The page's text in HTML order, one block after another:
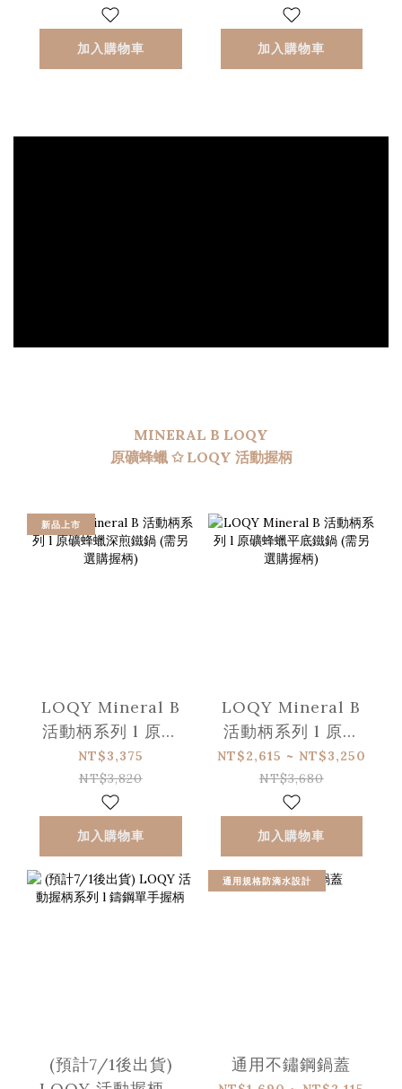
加入購物車 加入購物車
MINERAL B LOQY
原礦蜂蠟 ✩ LOQY 活動握柄
新品上市
LOQY Mineral B
活動柄系列 l 原礦
蜂蠟深煎鐵鍋 (需另
選購握柄)
NT$3,375
NT$3,820
加入購物車
LOQY Mineral B
活動柄系列 l 原礦
蜂蠟平底鐵鍋 (需另
選購握柄)
NT$2,615 ~ NT$3,250
NT$3,680
加入購物車
(預計7/1後出貨)
通用規格防滴水設計
通用不鏽鋼鍋蓋